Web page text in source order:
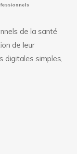
de la santé
de leur
digitales simples,